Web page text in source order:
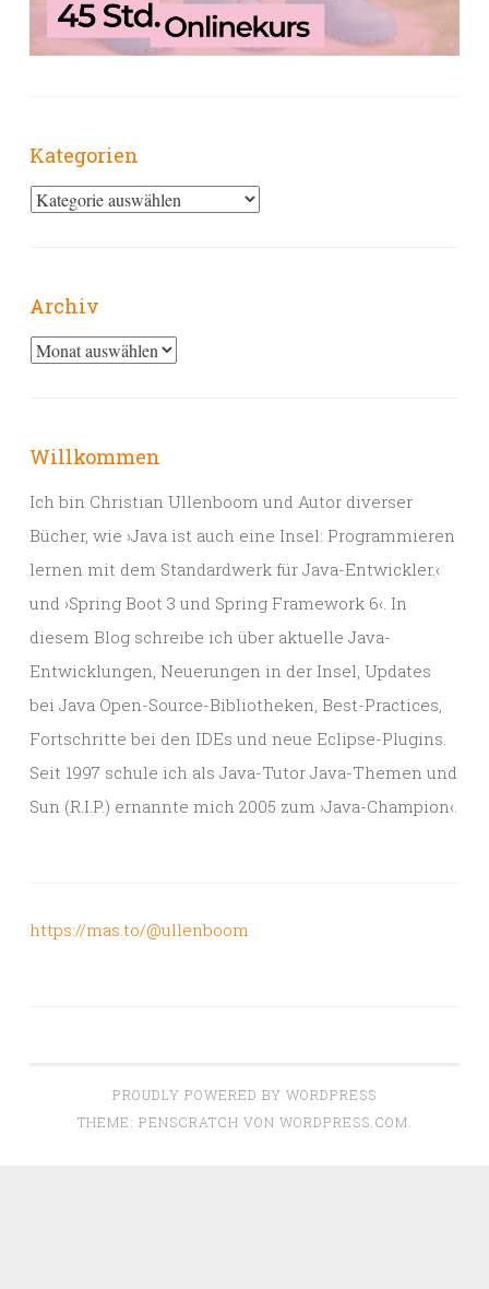
Kategorien
Kategorien
Archiv
Archiv
Willkommen
Ich bin Christian Ullenboom und Autor diverser
Bücher, wie ›Java ist auch eine Insel: Programmieren
lernen mit dem Standardwerk für Java-Entwickler.‹
und ›Spring Boot 3 und Spring Framework 6‹. In
diesem Blog schreibe ich über aktuelle Java-
Entwicklungen, Neuerungen in der Insel, Updates
bei Java Open-Source-Bibliotheken, Best-Practices,
Fortschritte bei den IDEs und neue Eclipse-Plugins.
Seit 1997 schule ich als Java-Tutor Java-Themen und
Sun (R.I.P.) ernannte mich 2005 zum ›Java-Champion‹.
https://mas.to/@ullenboom
PROUDLY POWERED BY WORDPRESS
THEME: PENSCRATCH VON WORDPRESS.COM